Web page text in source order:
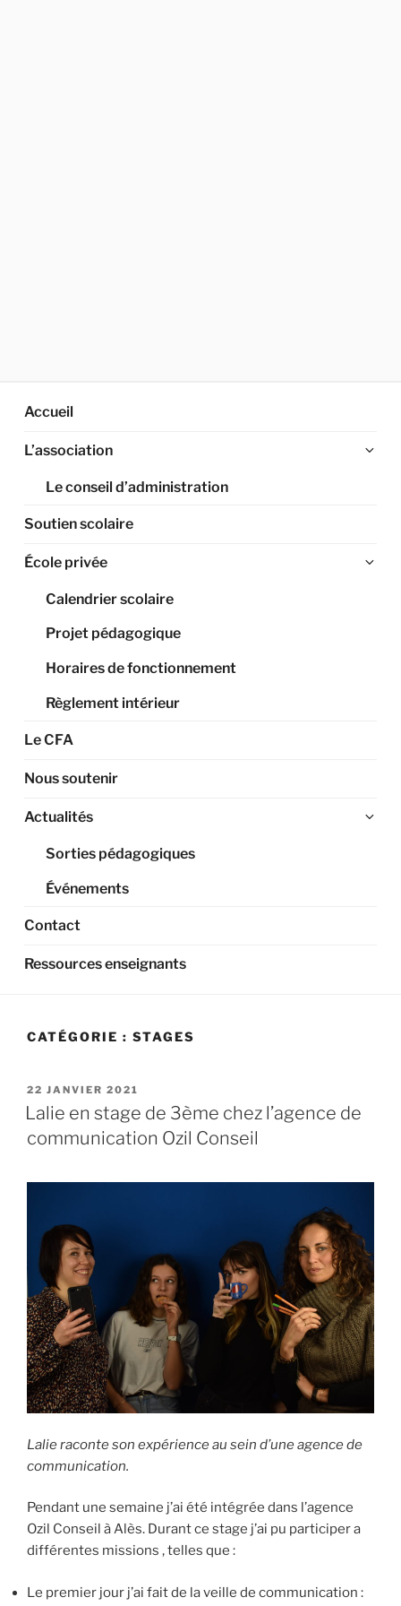
Accueil
L’association
Le conseil d’administration
Soutien scolaire
École privée
Calendrier scolaire
Projet pédagogique
Horaires de fonctionnement
Règlement intérieur
Le CFA
Nous soutenir
Actualités
Sorties pédagogiques
Événements
Contact
Ressources enseignants
CATÉGORIE : STAGES
PUBLIÉ
LE
22 JANVIER 2021
Lalie en stage de 3ème chez l’agence de
communication Ozil Conseil
Lalie raconte son expérience au sein d’une agence de
communication.
Pendant une semaine j’ai été intégrée dans l’agence
Ozil Conseil à Alès. Durant ce stage j’ai pu participer a
différentes missions , telles que :
Le premier jour j’ai fait de la veille de communication :